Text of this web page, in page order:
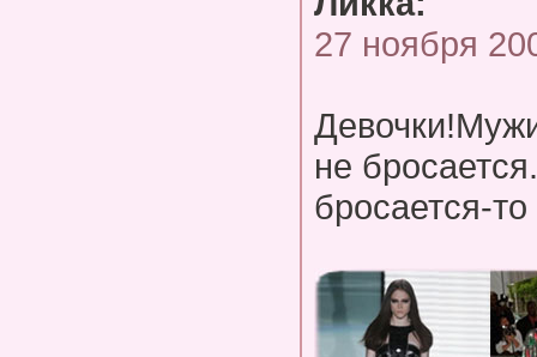
27 ноября
не
бросается-